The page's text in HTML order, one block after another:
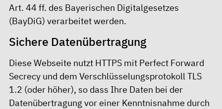
Art. 44 ff. des Bayerischen Digitalgesetzes
(BayDiG) verarbeitet werden.
Sichere Datenübertragung
Diese Webseite nutzt HTTPS mit Perfect Forward
Secrecy und dem Verschlüsselungsprotokoll TLS
1.2 (oder höher), so dass Ihre Daten bei der
Datenübertragung vor einer Kenntnisnahme durch